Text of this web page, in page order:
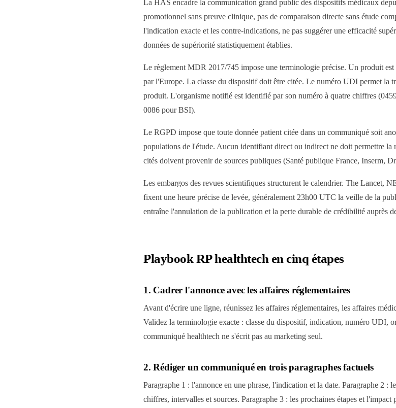
La HAS encadre la communication grand public des dispositifs médicaux
promotionnel sans preuve clinique, pas de comparaison directe sans étude
l'indication exacte et les contre-indications, ne pas suggérer une efficacité
données de supériorité statistiquement établies.
Le règlement MDR 2017/745 impose une terminologie précise. Un produit
par l'Europe. La classe du dispositif doit être citée. Le numéro UDI permet la
produit. L'organisme notifié est identifié par son numéro à quatre chiffres
0086 pour BSI).
Le RGPD impose que toute donnée patient citée dans un communiqué soit
populations de l'étude. Aucun identifiant direct ou indirect ne doit permettre
cités doivent provenir de sources publiques (Santé publique France, Inserm,
Les embargos des revues scientifiques structurent le calendrier. The Lancet,
fixent une heure précise de levée, généralement 23h00 UTC la veille de la
entraîne l'annulation de la publication et la perte durable de crédibilité auprès
Playbook RP healthtech en cinq étapes
1. Cadrer l'annonce avec les affaires réglementaires
Avant d'écrire une ligne, réunissez les affaires réglementaires, les affaires
Validez la terminologie exacte : classe du dispositif, indication, numéro UDI,
communiqué healthtech ne s'écrit pas au marketing seul.
2. Rédiger un communiqué en trois paragraphes factuels
Paragraphe 1 : l'annonce en une phrase, l'indication et la date. Paragraphe 2 :
chiffres, intervalles et sources. Paragraphe 3 : les prochaines étapes et